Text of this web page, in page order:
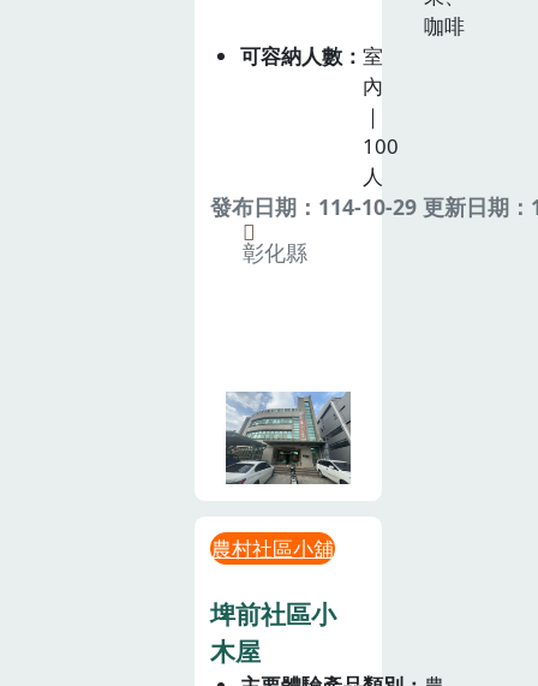
咖啡
可容納人數
室
內
｜
100
人
發布日期：114-10-29 更新日期
彰化縣
農村社區小舖
埤前社區小
木屋